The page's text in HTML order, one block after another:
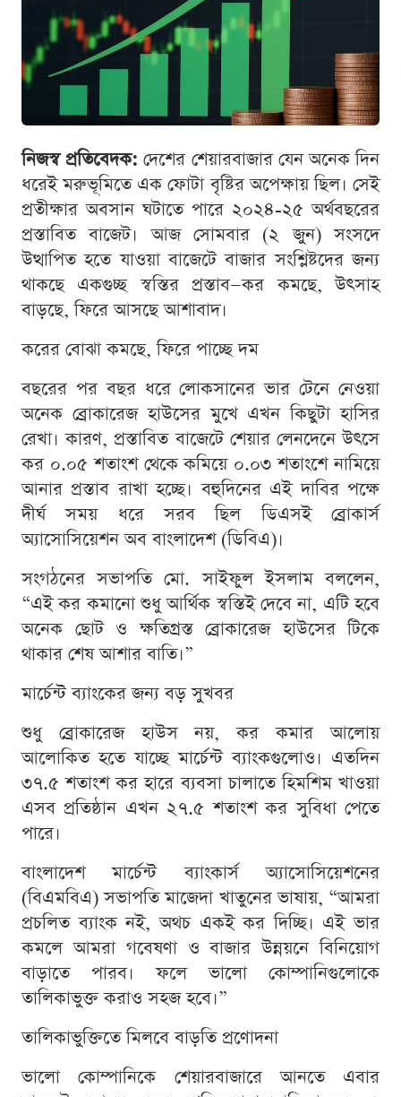
নিজস্ব প্রতিবেদক: দেশের শেয়ারবাজার যেন অনেক দিন
ধরেই মরুভূমিতে এক ফোটা বৃষ্টির অপেক্ষায় ছিল। সেই
প্রতীক্ষার অবসান ঘটাতে পারে ২০২৪-২৫ অর্থবছরের
প্রস্তাবিত বাজেট। আজ সোমবার (২ জুন) সংসদে
উত্থাপিত হতে যাওয়া বাজেটে বাজার সংশ্লিষ্টদের জন্য
থাকছে একগুচ্ছ স্বস্তির প্রস্তাব—কর কমছে, উৎসাহ
বাড়ছে, ফিরে আসছে আশাবাদ।
করের বোঝা কমছে, ফিরে পাচ্ছে দম
বছরের পর বছর ধরে লোকসানের ভার টেনে নেওয়া
অনেক ব্রোকারেজ হাউসের মুখে এখন কিছুটা হাসির
রেখা। কারণ, প্রস্তাবিত বাজেটে শেয়ার লেনদেনে উৎসে
কর ০.০৫ শতাংশ থেকে কমিয়ে ০.০৩ শতাংশে নামিয়ে
আনার প্রস্তাব রাখা হচ্ছে। বহুদিনের এই দাবির পক্ষে
দীর্ঘ সময় ধরে সরব ছিল ডিএসই ব্রোকার্স
অ্যাসোসিয়েশন অব বাংলাদেশ (ডিবিএ)।
সংগঠনের সভাপতি মো. সাইফুল ইসলাম বললেন,
“এই কর কমানো শুধু আর্থিক স্বস্তিই দেবে না, এটি হবে
অনেক ছোট ও ক্ষতিগ্রস্ত ব্রোকারেজ হাউসের টিকে
থাকার শেষ আশার বাতি।”
মার্চেন্ট ব্যাংকের জন্য বড় সুখবর
শুধু ব্রোকারেজ হাউস নয়, কর কমার আলোয়
আলোকিত হতে যাচ্ছে মার্চেন্ট ব্যাংকগুলোও। এতদিন
৩৭.৫ শতাংশ কর হারে ব্যবসা চালাতে হিমশিম খাওয়া
এসব প্রতিষ্ঠান এখন ২৭.৫ শতাংশ কর সুবিধা পেতে
পারে।
বাংলাদেশ মার্চেন্ট ব্যাংকার্স অ্যাসোসিয়েশনের
(বিএমবিএ) সভাপতি মাজেদা খাতুনের ভাষায়, “আমরা
প্রচলিত ব্যাংক নই, অথচ একই কর দিচ্ছি। এই ভার
কমলে আমরা গবেষণা ও বাজার উন্নয়নে বিনিয়োগ
বাড়াতে পারব। ফলে ভালো কোম্পানিগুলোকে
তালিকাভুক্ত করাও সহজ হবে।”
তালিকাভুক্তিতে মিলবে বাড়তি প্রণোদনা
ভালো কোম্পানিকে শেয়ারবাজারে আনতে এবার